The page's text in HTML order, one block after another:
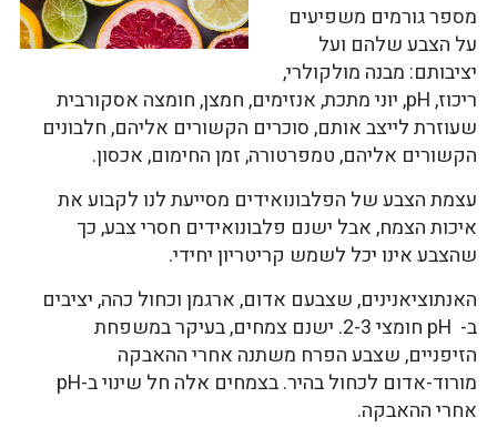
מספר גורמים משפיעים
על הצבע שלהם ועל
יציבותם: מבנה מולקולרי,
ריכוז, pH, יוני מתכת, אנזימים, חמצן, חומצה אסקורבית
שעוזרת לייצב אותם, סוכרים הקשורים אליהם, חלבונים
הקשורים אליהם, טמפרטורה, זמן החימום, אכסון.
עצמת הצבע של הפלבונואידים מסייעת לנו לקבוע את
איכות הצמח, אבל ישנם פלבונואידים חסרי צבע, כך
שהצבע אינו יכל לשמש קריטריון יחידי.
האנתוציאנינים, שצבעם אדום, ארגמן וכחול כהה, יציבים
ב- pH חומצי 2-3. ישנם צמחים, בעיקר במשפחת
הזיפניים, שצבע הפרח משתנה אחרי ההאבקה
מורוד-אדום לכחול בהיר. בצמחים אלה חל שינוי ב-pH
אחרי ההאבקה.